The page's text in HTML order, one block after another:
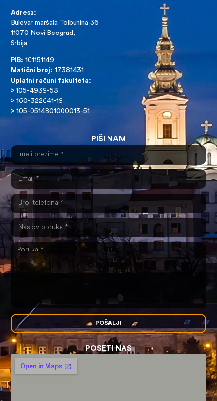
Adresa:
Bulevar maršala Tolbuhina 36
11070 Novi Beograd,
Srbija
PIB: 101151149
Matični broj: 17381431
Uplatni računi fakulteta:
>105-4939-53
> 160-322641-19
> 105-0514801000013-51
PIŠI NAM
POŠALJI
POSETI NAS